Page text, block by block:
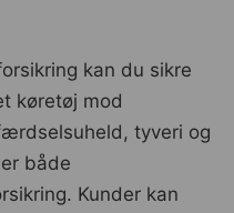
kan du sikre
køretøj mod
tyveri og
både
Kunder kan